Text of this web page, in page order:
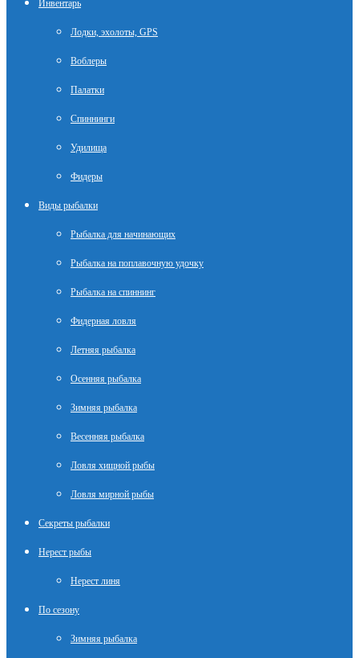
Инвентарь
Лодки, эхолоты, GPS
Воблеры
Палатки
Спиннинги
Удилища
Фидеры
Виды рыбалки
Рыбалка для начинающих
Рыбалка на поплавочную удочку
Рыбалка на спиннинг
Фидерная ловля
Летняя рыбалка
Осенняя рыбалка
Зимняя рыбалка
Весенняя рыбалка
Ловля хищной рыбы
Ловля мирной рыбы
Секреты рыбалки
Нерест рыбы
Нерест линя
По сезону
Зимняя рыбалка